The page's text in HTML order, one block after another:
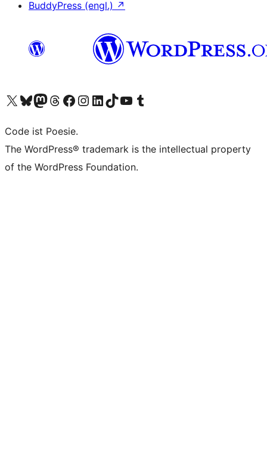
BuddyPress (engl.) ↗
Unser X-Konto (früher Twitter) besuchen
Unser Bluesky-Konto besuchen
Unser Mastodon-Konto besuchen
Unser Threads-Konto besuchen
Unsere Facebook-Seite besuchen
Unser Instagram-Konto besuchen
Unser LinkedIn-Konto besuchen
Unser TikTok-Konto besuchen
Unseren YouTube-Kanal besuchen
Unser Tumblr-Konto besuchen
Code ist Poesie.
The WordPress® trademark is the intellectual property
of the WordPress Foundation.